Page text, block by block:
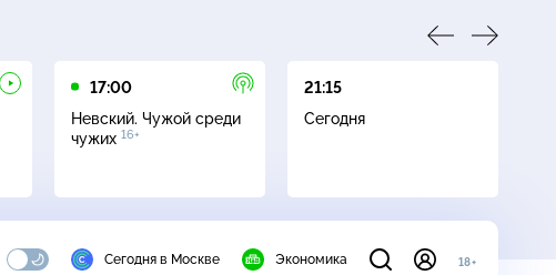
17:00
Невский. Чужой среди
чужих 16+
21:15
Сегодня
Сегодня в Москве Экономика 18+